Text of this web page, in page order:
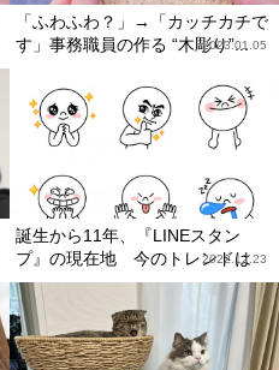
「ふわふわ？」→「カッチカチで
す」事務職員の作る “木彫り”...
2023.01.05
誕生から11年、『LINEスタン
プ』の現在地 今のトレンドは
2022.12.23